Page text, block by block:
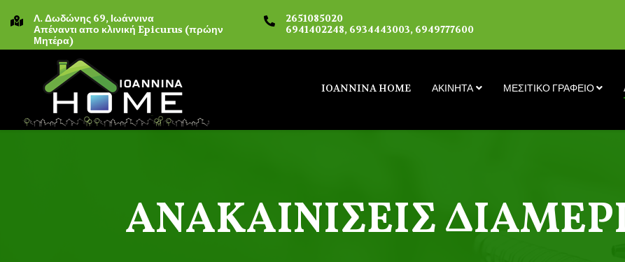
Λ. Δωδώνης 69, Ιωάννινα
Απέναντι απο κλινική Epicurus (πρώην
Μητέρα)
2651085020
6941402248, 6934443003, 6949777600
IOANNINA HOME ΑΚΙΝΗΤΑ ΜΕΣΙΤΙΚΟ ΓΡΑΦΕΙΟ
ΑΝΑΚΑΙΝΊΣΕΙΣ